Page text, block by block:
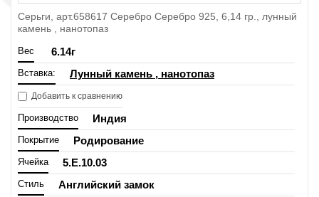
Серьги, арт.658617 Серебро Серебро 925, 6,14 гр., лунный
камень , нанотопаз
Вес 6.14г
Вставка: Лунный камень , нанотопаз
Добавить к сравнению
Производство Индия
Покрытие Родирование
Ячейка 5.E.10.03
Стиль Английский замок